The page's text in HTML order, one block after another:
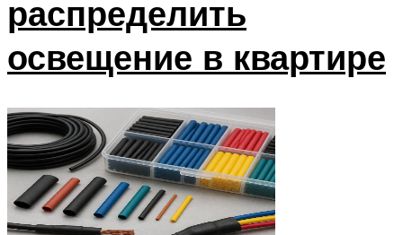
распределить
освещение в квартире